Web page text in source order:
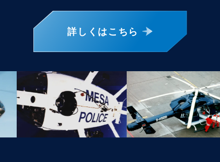
詳しくはこちら